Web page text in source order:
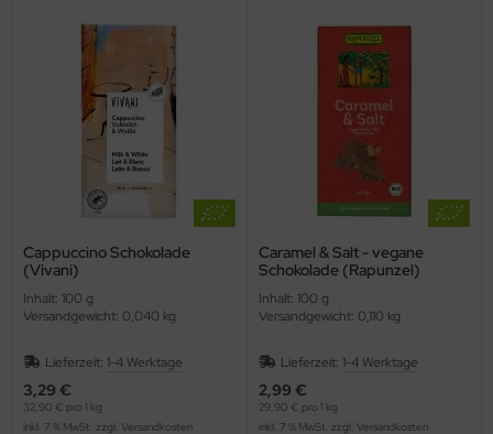
Cappuccino Schokolade
(Vivani)
Inhalt: 100 g
Versandgewicht: 0,040 kg
Lieferzeit: 1-4 Werktage
3,29 €
32,90 € pro 1 kg
inkl. 7 % MwSt. zzgl. Versandkosten
Caramel & Salt - vegane
Schokolade (Rapunzel)
Inhalt: 100 g
Versandgewicht: 0,110 kg
Lieferzeit: 1-4 Werktage
2,99 €
29,90 € pro 1 kg
inkl. 7 % MwSt. zzgl. Versandkosten